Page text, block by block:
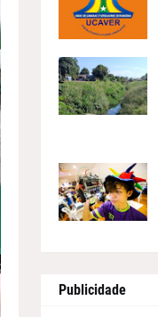
Publicidade